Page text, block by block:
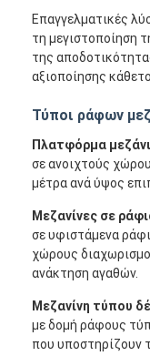
Επαγγελματικές
τη μεγιστοποίηση
της
αξιοποίησης
Τύποι ράφων
Πλατφόρμα
σε ανοιχτούς
μέτρα ανά ύψος
Μεζανίνες σε
σε υφιστάμενα
χώρους
ανάκτηση αγαθών.
Μεζανίνη τύπου
με δομή ράφους
που υποστηρίζουν